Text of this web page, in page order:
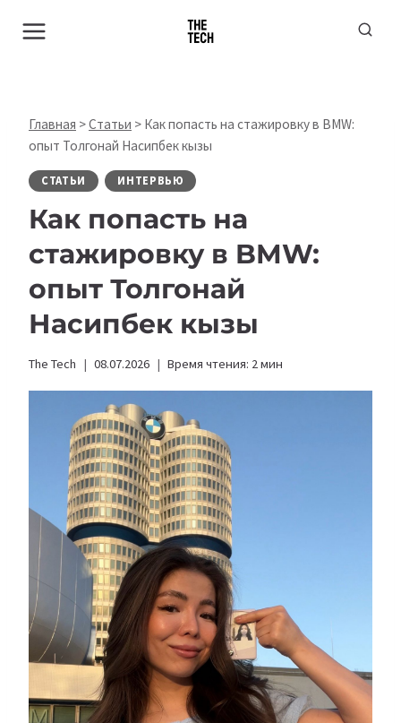
Главная >Статьи > Как попасть на стажировку в BMW:
опыт Толгонай Насипбек кызы
СТАТЬИ ИНТЕРВЬЮ
Как попасть на
стажировку в BMW:
опыт Толгонай
Насипбек кызы
The Tech 08.07.2026 Время чтения: 2мин